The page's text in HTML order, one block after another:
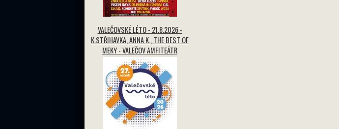
VALEČOVSKÉ LÉTO - 21.8.2026 -
K.STŘIHAVKA, ANNA K., THE BEST OF
MEKY - VALEČOV AMFITEÁTR